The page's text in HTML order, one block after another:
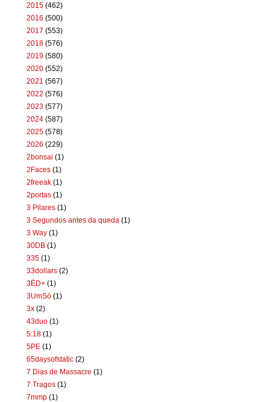
2015 (462)
2016 (500)
2017 (553)
2018 (576)
2019 (580)
2020 (552)
2021 (567)
2022 (576)
2023 (577)
2024 (587)
2025 (578)
2026 (229)
2bonsai (1)
2Faces (1)
2freeak (1)
2portas (1)
3 Pilares (1)
3 Segundos antes da queda (1)
3 Way (1)
30DB (1)
335 (1)
33dollars (2)
3ÉD+ (1)
3UmSó (1)
3x (2)
43duo (1)
5:18 (1)
5PE (1)
65daysofstatic (2)
7 Dias de Massacre (1)
7 Tragos (1)
7mmp (1)